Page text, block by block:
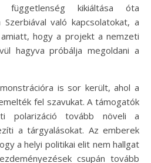
kikiáltása óta
való kapcsolatokat, a
hogy a projekt a nemzeti
hagyva próbálja megoldani a
is sor került, ahol a
fel szavukat. A támogatók
polarizáció tovább növeli a
a tárgyalásokat. Az emberek
a helyi politikai elit nem hallgat
csupán tovább